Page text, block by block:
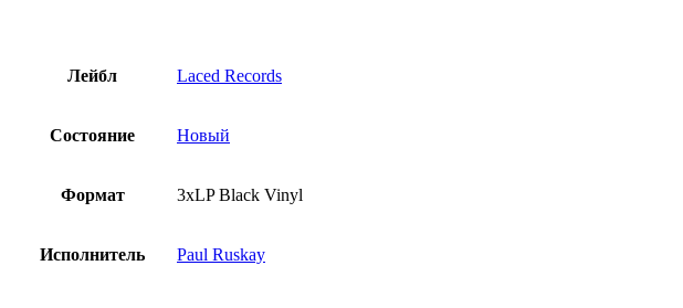
Лейбл Laced Records
Состояние Новый
Формат 3xLP Black Vinyl
Исполнитель Paul Ruskay